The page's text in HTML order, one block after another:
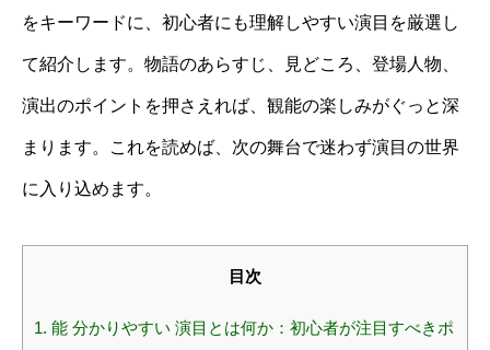
をキーワードに、初心者にも理解しやすい演目を厳選し
て紹介します。物語のあらすじ、見どころ、登場人物、
演出のポイントを押さえれば、観能の楽しみがぐっと深
まります。これを読めば、次の舞台で迷わず演目の世界
に入り込めます。
目次
1. 能 分かりやすい 演目とは何か：初心者が注目すべきポ